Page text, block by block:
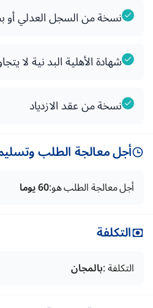
نسخة من السجل العدلي أو
شهادة الأهلية البد نية
نسخة من عقد الازدياد
أجل معالجة الطلب وتسليم
أجل معالجة الطلب هو:60 يوما
التكلفة
التكلفة :بالمجان